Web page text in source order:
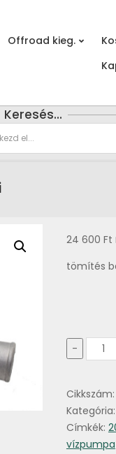
Offroad kieg.
Keresés…
24 600 Ft
tömítés
-
Cikkszám:
Kategória:
Címkék:
vízpumpa